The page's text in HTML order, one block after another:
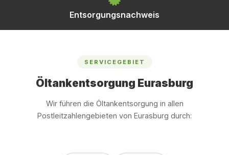
Entsorgungsnachweis
SERVICEGEBIET
Öltankentsorgung Eurasburg
Wir führen die Öltankentsorgung in allen
Postleitzahlengebieten von Eurasburg durch: